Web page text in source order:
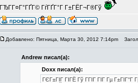
ГЂГ­Г¤Г°ГҐГ© ГѓГҐГ°Г Г±ГЁГ¬Г®Гў
Добавлено: Пятница, Марта 30, 2012 7:14pm
Andrew писал(а):
Doxx писал(а):
ГЄГ±ГІГ ГІГЁ Гў ГГІГ ГІГ Гµ